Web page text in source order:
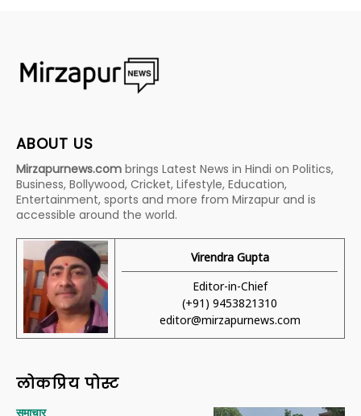
ABOUT US
Mirzapurnews.com brings Latest News in Hindi on Politics,
Business, Bollywood, Cricket, Lifestyle, Education,
Entertainment, sports and more from Mirzapur and is
accessible around the world.
Virendra Gupta
Editor-in-Chief
(+91) 9453821310
editor@mirzapurnews.com
लोकप्रिय पोस्ट
समाचार